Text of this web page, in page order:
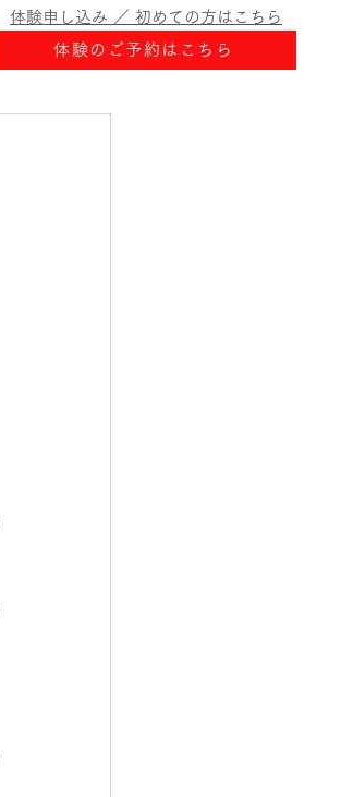
体験申し込み ／ 初めての方はこちら
体験のご予約はこちら